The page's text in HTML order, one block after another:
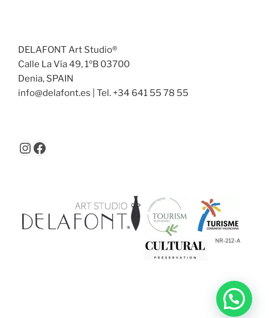
DELAFONT Art Studio®
Calle La Vía 49, 1ºB 03700
Denia, SPAIN
info@delafont.es | Tel. +34 641 55 78 55
Instagram
Facebook